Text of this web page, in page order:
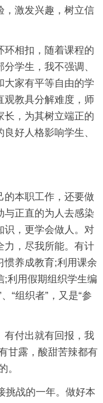
，激发兴趣，树立信
环相扣，随着课程的
学生，我不强调、
大家有平等自由的学
观教具分解难度，师
长，为其树立端正的
好人格影响学生、
的本职工作，还要做
与正直的为人去感染
识，更学会做人。对
力，尽我所能。有计
惯养成教育;利用课余
;利用假期组织学生编
“组织者”，又是“参
有付出就有回报，我
甘露，酸甜苦辣都有
。
挑战的一年。做好本